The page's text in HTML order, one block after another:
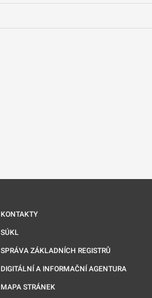
KONTAKTY
SÚKL
SPRÁVA ZÁKLADNÍCH REGISTRŮ
DIGITÁLNÍ A INFORMAČNÍ AGENTURA
MAPA STRÁNEK